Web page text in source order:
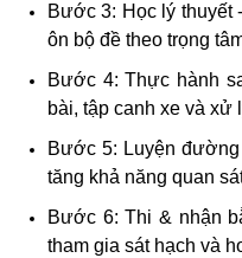
Bước 3: Học lý thuyết
ôn bộ đề theo trọng
Bước 4: Thực hành
bài, tập canh xe và xử
Bước 5: Luyện
tăng khả năng quan
Bước 6: Thi & nhận
tham gia sát hạch và